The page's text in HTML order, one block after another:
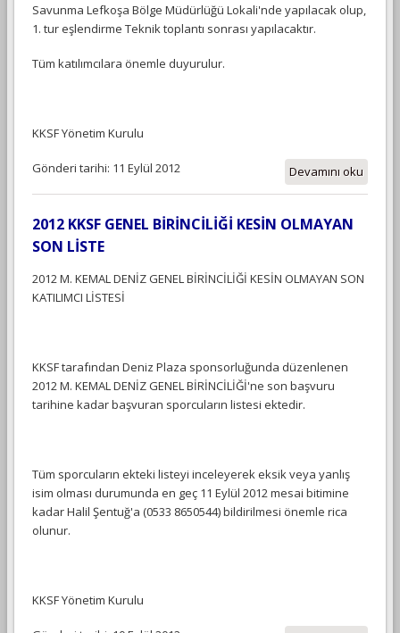
Savunma Lefkoşa Bölge Müdürlüğü Lokali'nde yapılacak olup,
1. tur eşlendirme Teknik toplantı sonrası yapılacaktır.
Tüm katılımcılara önemle duyurulur.
KKSF Yönetim Kurulu
Devamını oku
Gönderi tarihi: 11 Eylül 2012
2012 KKSF GENEL BİRİNCİLİĞİ KESİN OLMAYAN
SON LİSTE
2012 M. KEMAL DENİZ GENEL BİRİNCİLİĞİ KESİN OLMAYAN SON
KATILIMCI LİSTESİ
KKSF tarafından Deniz Plaza sponsorluğunda düzenlenen
2012 M. KEMAL DENİZ GENEL BİRİNCİLİĞİ'ne son başvuru
tarihine kadar başvuran sporcuların listesi ektedir.
Tüm sporcuların ekteki listeyi inceleyerek eksik veya yanlış
isim olması durumunda en geç 11 Eylül 2012 mesai bitimine
kadar Halil Şentuğ'a (0533 8650544) bildirilmesi önemle rica
olunur.
KKSF Yönetim Kurulu